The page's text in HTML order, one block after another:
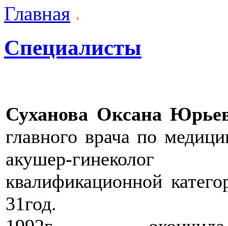
Главная
Специалисты
Суханова Оксана
главного врача по
акушер-
квалификационной
31год.